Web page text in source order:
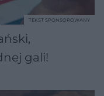
gali!
TEKST SPONSOROWANY